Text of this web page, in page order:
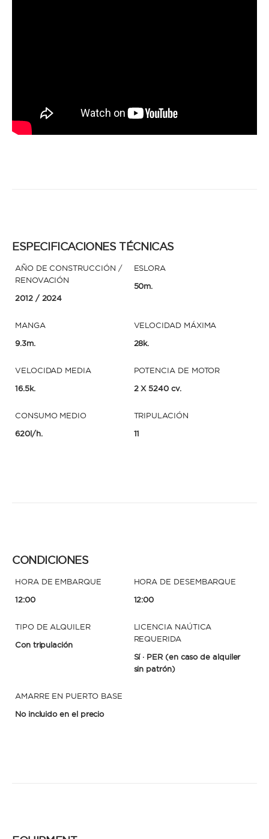
ESPECIFICACIONES TÉCNICAS
AÑO DE CONSTRUCCIÓN /
RENOVACIÓN
2012 / 2024
ESLORA
50m.
MANGA
9.3m.
VELOCIDAD MÁXIMA
28k.
VELOCIDAD MEDIA
16.5k.
POTENCIA DE MOTOR
2 X 5240 cv.
CONSUMO MEDIO
620l/h.
TRIPULACIÓN
11
CONDICIONES
HORA DE EMBARQUE
12:00
HORA DE DESEMBARQUE
12:00
TIPO DE ALQUILER
Con tripulación
LICENCIA NAÚTICA
REQUERIDA
Sí · PER (en caso de alquiler
sin patrón)
AMARRE EN PUERTO BASE
No incluido en el precio